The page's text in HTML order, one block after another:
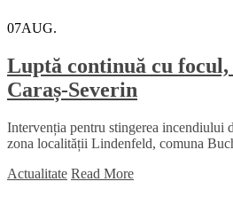
07AUG.
Luptă continuă cu
Caraș-Severin
Intervenția pentru stingerea incendiului
zona localității Lindenfeld, comuna
Actualitate Read More